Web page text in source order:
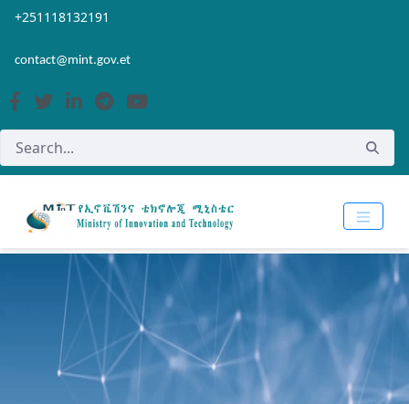
Skip to Main Content
Open Accessibility Menu
+251118132191
contact@mint.gov.et